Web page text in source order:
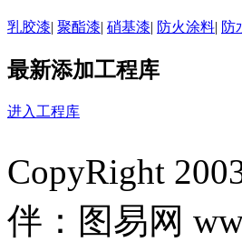
乳胶漆| 聚酯漆| 硝基漆| 防火涂料| 防
最新添加工程库
进入工程库
CopyRight
伴：图易网